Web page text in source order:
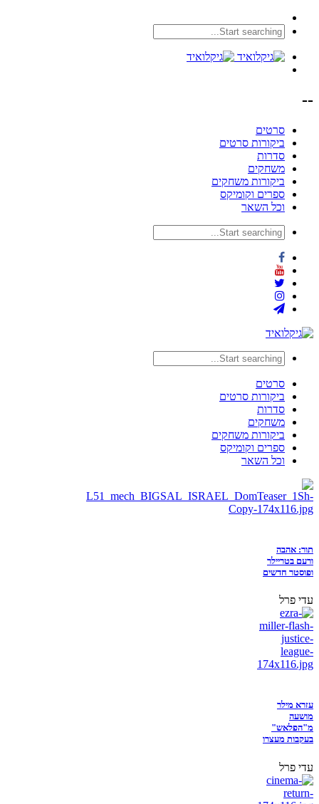
--
סרטים
ביקורות סרטים
סדרות
משחקים
ביקורות משחקים
ספרים וקומיקס
וכל השאר
סרטים
ביקורות סרטים
סדרות
משחקים
ביקורות משחקים
ספרים וקומיקס
וכל השאר
תור: אהבה
ורעם בטריילר
ופוסטר חדשים
עדי פרל
עזרא מילר
מושעה
מ"הפלאש"
בעקבות מעצרו
עדי פרל